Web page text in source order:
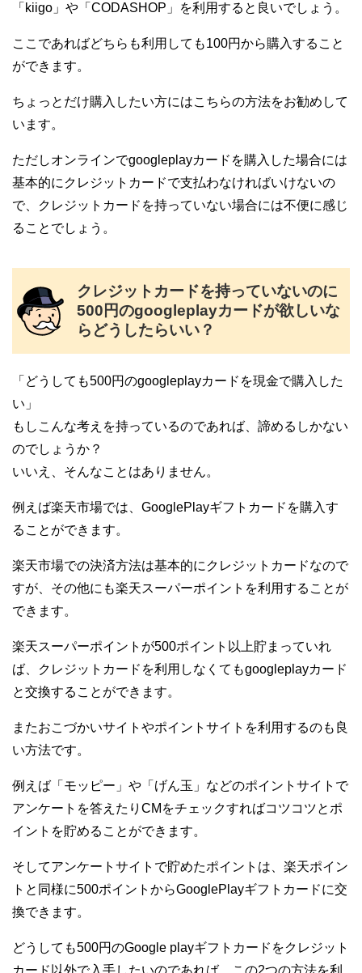
「kiigo」や「CODASHOP」を利用すると良いでしょう。
ここであればどちらも利用しても100円から購入すること
ができます。
ちょっとだけ購入したい方にはこちらの方法をお勧めして
います。
ただしオンラインでgoogleplayカードを購入した場合には
基本的にクレジットカードで支払わなければいけないの
で、クレジットカードを持っていない場合には不便に感じ
ることでしょう。
クレジットカードを持っていないのに
500円のgoogleplayカードが欲しいな
らどうしたらいい？
「どうしても500円のgoogleplayカードを現金で購入した
い」
もしこんな考えを持っているのであれば、諦めるしかない
のでしょうか？
いいえ、そんなことはありません。
例えば楽天市場では、GooglePlayギフトカードを購入す
ることができます。
楽天市場での決済方法は基本的にクレジットカードなので
すが、その他にも楽天スーパーポイントを利用することが
できます。
楽天スーパーポイントが500ポイント以上貯まっていれ
ば、クレジットカードを利用しなくてもgoogleplayカード
と交換することができます。
またおこづかいサイトやポイントサイトを利用するのも良
い方法です。
例えば「モッピー」や「げん玉」などのポイントサイトで
アンケートを答えたりCMをチェックすればコツコツとポ
イントを貯めることができます。
そしてアンケートサイトで貯めたポイントは、楽天ポイン
トと同様に500ポイントからGooglePlayギフトカードに交
換できます。
どうしても500円のGoogle playギフトカードをクレジット